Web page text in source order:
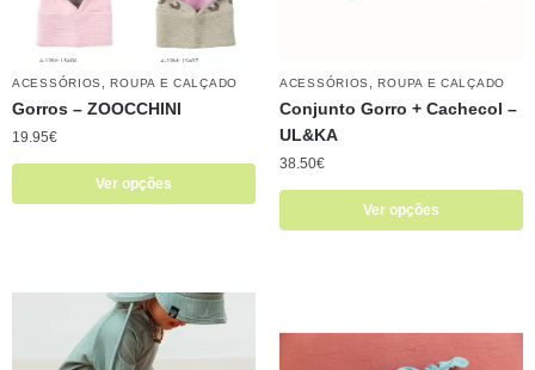
ACESSÓRIOS ,ROUPA E CALÇADO
Gorros – ZOOCCHINI
19.95€
Ver opções
ACESSÓRIOS ,ROUPA E CALÇADO
Conjunto Gorro + Cachecol –
UL&KA
38.50€
Ver opções